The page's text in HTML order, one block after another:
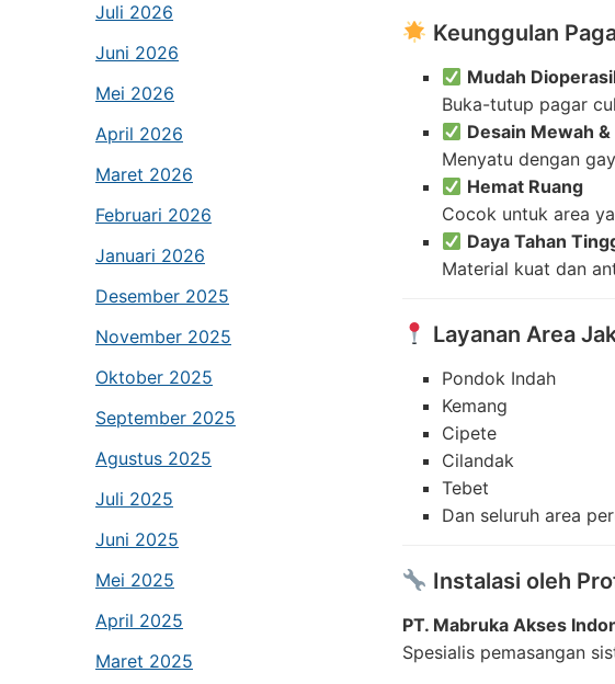
Juli 2026
Juni 2026
Mei 2026
April 2026
Maret 2026
Februari 2026
Januari 2026
Desember 2025
November 2025
Oktober 2025
September 2025
Agustus 2025
Juli 2025
Juni 2025
Mei 2025
April 2025
Maret 2025
Keunggulan
Mudah
Buka-tutup pagar
Desain Mewah
Menyatu dengan
Hemat Ruang
Cocok untuk area
Daya Tahan
Material kuat dan
Layanan Area
Pondok Indah
Kemang
Cipete
Cilandak
Tebet
Dan seluruh area
Instalasi oleh
PT. Mabruka Akses
Spesialis pemasangan